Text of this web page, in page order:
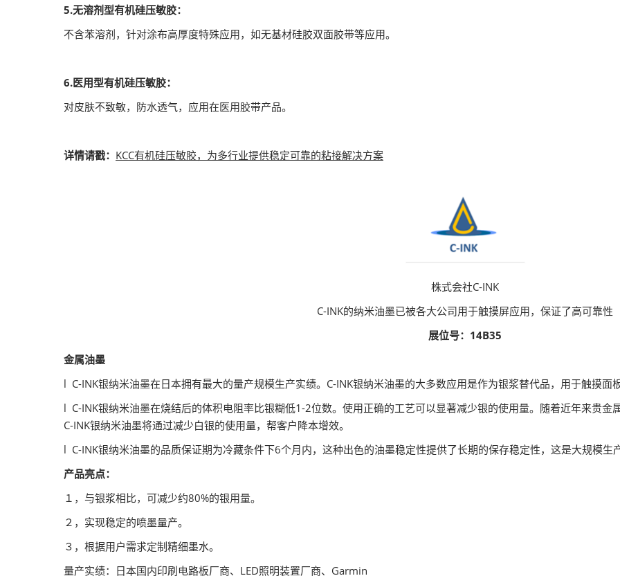
5.无溶剂型有机硅压敏胶：
不含苯溶剂，针对涂布高厚度特殊应用，如无基材硅胶双面胶带等应用。
6.医用型有机硅压敏胶：
对皮肤不致敏，防水透气，应用在医用胶带产品。
详情请戳： KCC有机硅压敏胶，为多行业提供稳定可靠的粘接解决方案
株式会社C-INK
C-INK的纳米油墨已被各大公司用于触摸屏应用，保证了高可靠性
展位号：14B35
金属油墨
l C-INK银纳米油墨在日本拥有最大的量产规模生产实绩。C-INK银纳米油墨的大多数应用是作为银浆替代品，用于触摸
l C-INK银纳米油墨在烧结后的体积电阻率比银糊低1-2位数。使用正确的工艺可以显著减少银的使用量。随着近年来贵
C-INK银纳米油墨将通过减少白银的使用量，帮客户降本增效。
l C-INK银纳米油墨的品质保证期为冷藏条件下6个月内，这种出色的油墨稳定性提供了长期的保存稳定性，这是大规模生
产品亮点：
１，与银浆相比，可减少约80%的银用量。
２，实现稳定的喷墨量产。
３，根据用户需求定制精细墨水。
量产实绩：日本国内印刷电路板厂商、LED照明装置厂商、Garmin